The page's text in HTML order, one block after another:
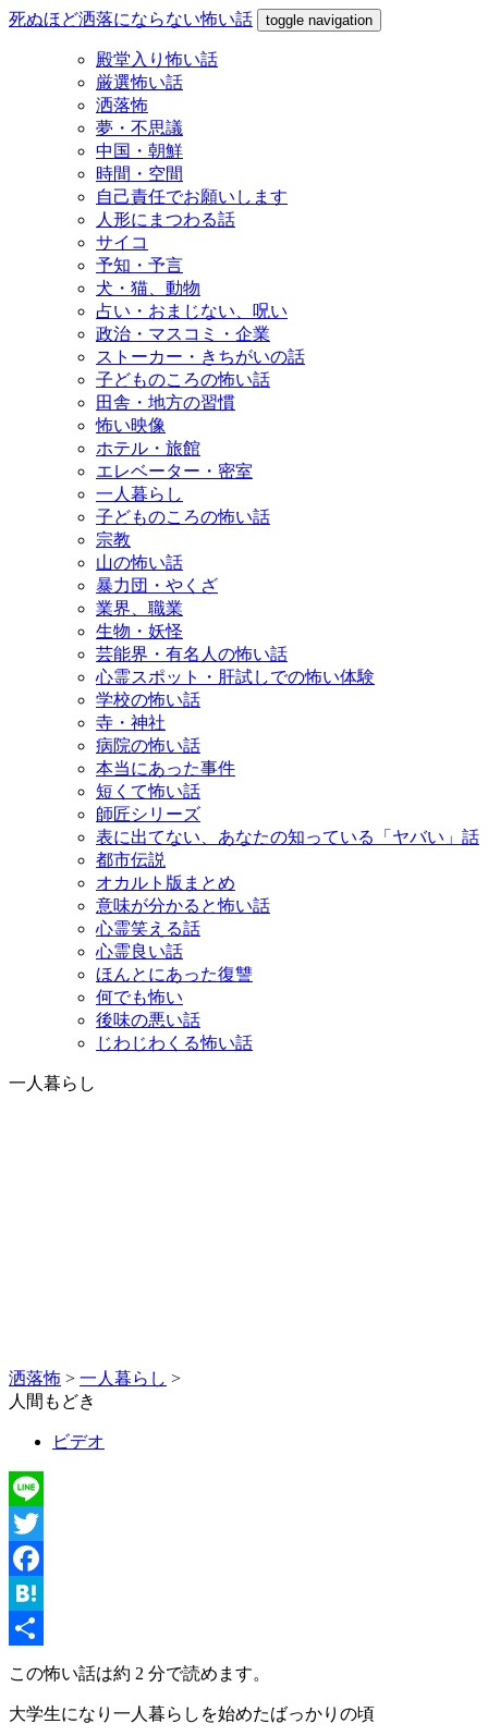
死ぬほど洒落にならない怖い話 toggle navigation
殿堂入り怖い話
厳選怖い話
洒落怖
夢・不思議
中国・朝鮮
時間・空間
自己責任でお願いします
人形にまつわる話
サイコ
予知・予言
犬・猫、動物
占い・おまじない、呪い
政治・マスコミ・企業
ストーカー・きちがいの話
子どものころの怖い話
田舎・地方の習慣
怖い映像
ホテル・旅館
エレベーター・密室
一人暮らし
子どものころの怖い話
宗教
山の怖い話
暴力団・やくざ
業界、職業
生物・妖怪
芸能界・有名人の怖い話
心霊スポット・肝試しでの怖い体験
学校の怖い話
寺・神社
病院の怖い話
本当にあった事件
短くて怖い話
師匠シリーズ
表に出てない、あなたの知っている「ヤバい」話
都市伝説
オカルト版まとめ
意味が分かると怖い話
心霊笑える話
心霊良い話
ほんとにあった復讐
何でも怖い
後味の悪い話
じわじわくる怖い話
一人暮らし
洒落怖 > 一人暮らし >
人間もどき
ビデオ
Line
Twitter
Facebook
Hatena
この怖い話は約 2 分で読めます。
大学生になり一人暮らしを始めたばっかりの頃